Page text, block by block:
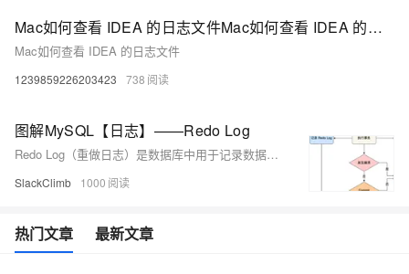
Mac如何查看 IDEA 的日志文件Mac如何查看 IDEA 的日志文件
Mac如何查看 IDEA 的日志文件
1239859226203423 738
图解MySQL【日志】——Redo Log
Redo Log（重做日志）是数据库中用于记录数据页修改的物理日志，确保事务的持久性和一致性。其主要作用包括崩溃恢复、提高性能和保证事务一致性。Redo Log 通过先写日志的方式，在内存中缓存修改操作，并在适当时候刷入磁盘，减少随机写入带来的性能损耗。WAL（Write-Ahead Logging）技术的核心思想是先将修改操作记录到日志文件中，再择机写入磁盘，从而实现高效且安全的数据持久化。Redo Log 的持久化过程涉及 Redo Log Buffer 和不同刷盘时机的控制参数（如 `innodb_flush_log_at_trx_commit`），以平衡性能与数据安全性。
SlackClimb 1000
热门文章 最新文章